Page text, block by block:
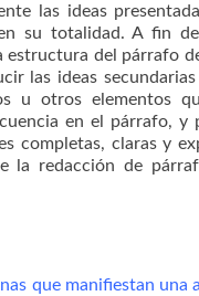
las ideas
su totalidad. A fin
estructura del párrafo
las ideas
u otros elementos
en el párrafo, y
completas, claras y
la redacción de
que manifiestan una